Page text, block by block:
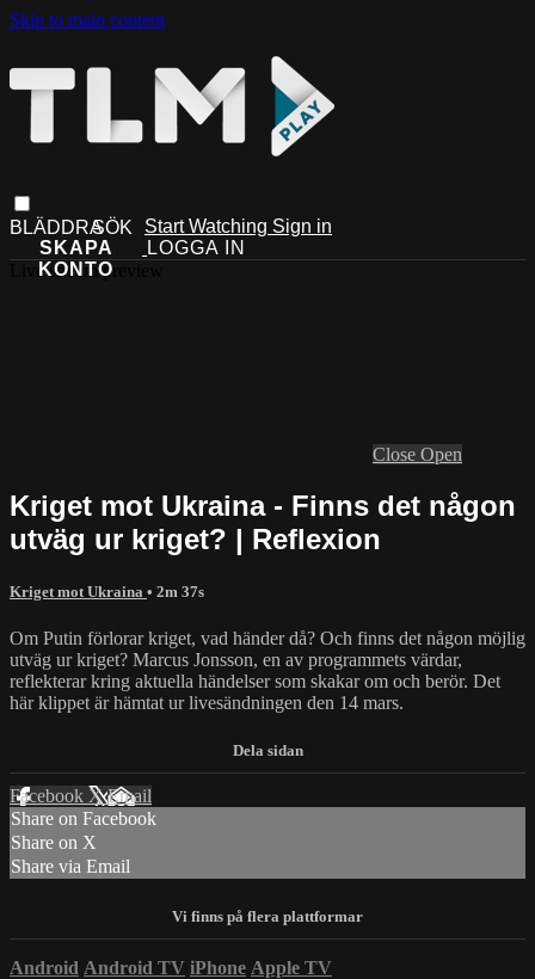
Skip to main content
Start Watching Sign in
Live stream preview
Close Open
Kriget mot Ukraina - Finns det någon
utväg ur kriget? | Reflexion
Kriget mot Ukraina • 2m 37s
Om Putin förlorar kriget, vad händer då? Och finns det någon möjlig
utväg ur kriget? Marcus Jonsson, en av programmets värdar,
reflekterar kring aktuella händelser som skakar om och berör. Det
här klippet är hämtat ur livesändningen den 14 mars.
Facebook XEmail
Share on Facebook
Share on X
Share via Email
Android Android TV iPhone Apple TV